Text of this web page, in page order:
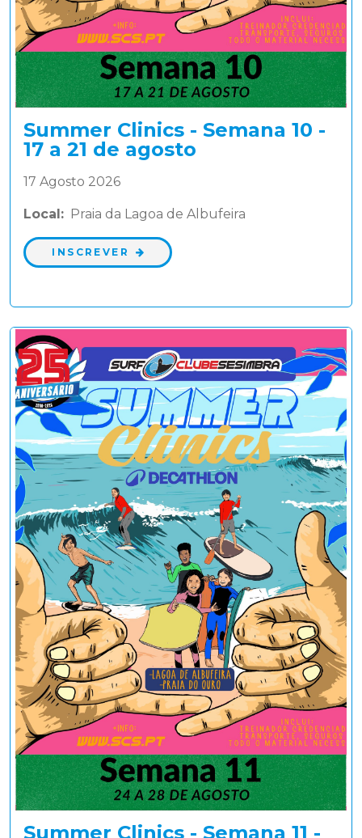
Summer Clinics - Semana 10 -
17 a 21 de agosto
17 Agosto 2026
Local: Praia da Lagoa de Albufeira
INSCREVER
Summer Clinics - Semana 11 -